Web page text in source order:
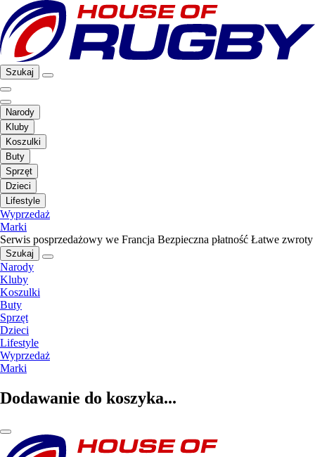
Szukaj
Narody
Kluby
Koszulki
Buty
Sprzęt
Dzieci
Lifestyle
Wyprzedaż
Marki
Serwis posprzedażowy we Francja Bezpieczna płatność Łatwe zwroty
Szukaj
Narody
Kluby
Koszulki
Buty
Sprzęt
Dzieci
Lifestyle
Wyprzedaż
Marki
Dodawanie do koszyka...